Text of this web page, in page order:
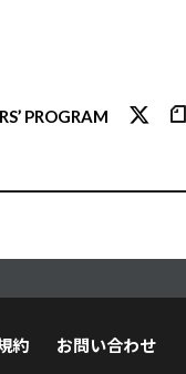
PROGRAM
約 お問い合わせ